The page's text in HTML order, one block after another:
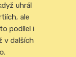
uhrál
ale
podílel i
v dalších